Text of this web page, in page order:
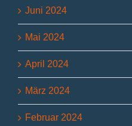
Juni 2024
Mai 2024
April 2024
März 2024
Februar 2024